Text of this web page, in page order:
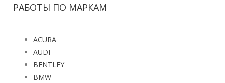
РАБОТЫ ПО МАРКАМ
ACURA
AUDI
BENTLEY
BMW